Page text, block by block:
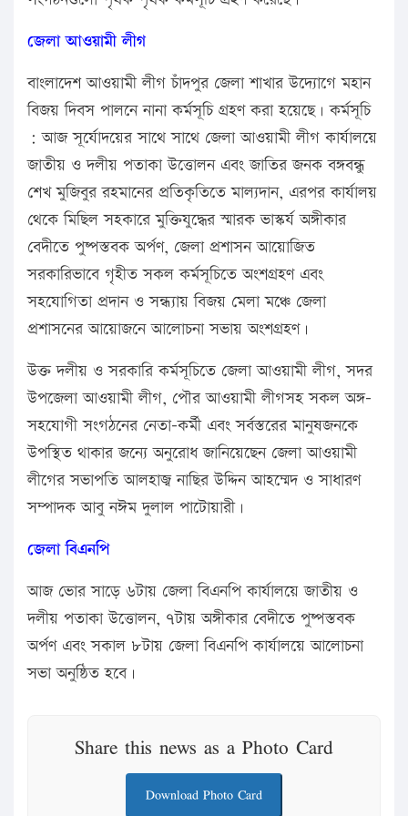
জেলা আওয়ামী লীগ
বাংলাদেশ আওয়ামী লীগ চাঁদপুর জেলা শাখার উদ্যোগে মহান
বিজয় দিবস পালনে নানা কর্মসূচি গ্রহণ করা হয়েছে। কর্মসূচি
: আজ সূর্যোদয়ের সাথে সাথে জেলা আওয়ামী লীগ কার্যালয়ে
জাতীয় ও দলীয় পতাকা উত্তোলন এবং জাতির জনক বঙ্গবন্ধু
শেখ মুজিবুর রহমানের প্রতিকৃতিতে মাল্যদান, এরপর কার্যালয়
থেকে মিছিল সহকারে মুক্তিযুদ্ধের স্মারক ভাস্কর্য অঙ্গীকার
বেদীতে পুষ্পস্তবক অর্পণ, জেলা প্রশাসন আয়োজিত
সরকারিভাবে গৃহীত সকল কর্মসূচিতে অংশগ্রহণ এবং
সহযোগিতা প্রদান ও সন্ধ্যায় বিজয় মেলা মঞ্চে জেলা
প্রশাসনের আয়োজনে আলোচনা সভায় অংশগ্রহণ।
উক্ত দলীয় ও সরকারি কর্মসূচিতে জেলা আওয়ামী লীগ, সদর
উপজেলা আওয়ামী লীগ, পৌর আওয়ামী লীগসহ সকল অঙ্গ-
সহযোগী সংগঠনের নেতা-কর্মী এবং সর্বস্তরের মানুষজনকে
উপস্থিত থাকার জন্যে অনুরোধ জানিয়েছেন জেলা আওয়ামী
লীগের সভাপতি আলহাজ্ব নাছির উদ্দিন আহম্মেদ ও সাধারণ
সম্পাদক আবু নঈম দুলাল পাটোয়ারী।
জেলা বিএনপি
আজ ভোর সাড়ে ৬টায় জেলা বিএনপি কার্যালয়ে জাতীয় ও
দলীয় পতাকা উত্তোলন, ৭টায় অঙ্গীকার বেদীতে পুষ্পস্তবক
অর্পণ এবং সকাল ৮টায় জেলা বিএনপি কার্যালয়ে আলোচনা
সভা অনুষ্ঠিত হবে।
Share this news as a Photo Card
Download Photo Card